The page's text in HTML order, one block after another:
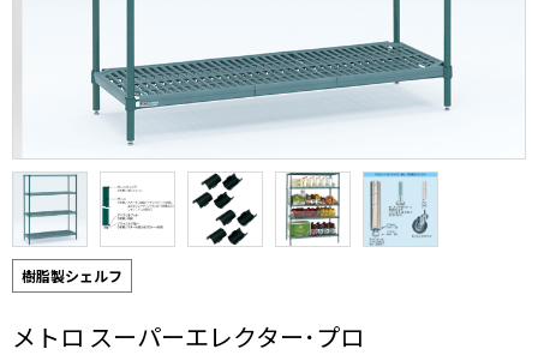
樹脂製シェルフ
メトロ スーパーエレクター･プロ